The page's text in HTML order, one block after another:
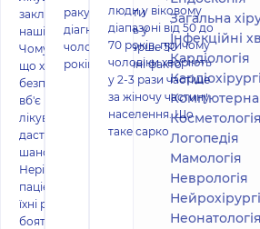
закликають
наші фахівці.
Чому? Тому
що хвороба
безперечно
вб'є вас, а
лікування
дасть вам
шанс жити.
Нерідко
пацієнти та
їхні родичі
бояться
раку простати
діагностують у
чоловіків старше 50
років. Основні факто
люди у віковому
діапазоні від 50 до
70 років, причому
чоловіки хворіють
у 2-3 рази частіше
за жіночу частину
населення. Що
таке сарко
Загальна
Інфекційні
Кардіологія
Комп'ютерна
Косметологія
Логопедія
Мамологія
Неврологія
Неонатологія